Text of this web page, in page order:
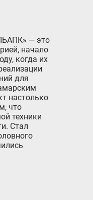
— это
начало
когда их
для
настолько
что
техники
Стал